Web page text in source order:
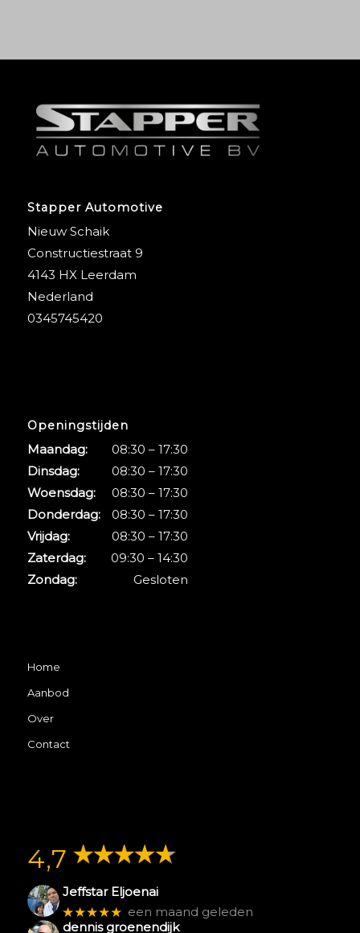
Stapper Automotive
Nieuw Schaik
Constructiestraat 9
4143 HX Leerdam
Nederland
0345745420
Openingstijden
Maandag:
08:30 – 17:30
Dinsdag:
08:30 – 17:30
Woensdag:
08:30 – 17:30
Donderdag:
08:30 – 17:30
Vrijdag:
08:30 – 17:30
Zaterdag:
09:30 – 14:30
Zondag:
Gesloten
Home
Aanbod
Over
Contact
4,7
Jeffstar Eljoenai
★★★★★ een maand geleden
dennis groenendijk